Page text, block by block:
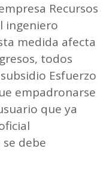
Recursos
ingeniero
medida afecta
todos
Esfuerzo
empadronarse
que ya
debe